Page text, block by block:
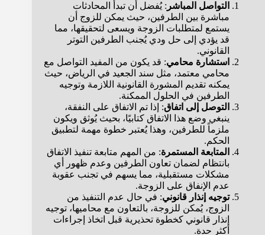
التواصل المباشر : يُفضل أن تبدأ المحادثات
مباشرة بين الطرفين، حيث يمكن للزوج أن
يستمع لمتطلبات الزوجة ويسعى لتحقيقها، مما
قد يؤدي إلى حل ودي يُجنب الطرفين التوتر
القانوني.
استشارة محامي: قد يكون من المفيد التواصل مع
محامي معتمد، مثل سند الجعيد في الرياض، حيث
يمكنه تقديم المشورة القانونية اللازمة وتوجيه
الطرفين في الحلول الممكنة.
التوصل إلى اتفاق: إذا تم الاتفاق على النفقة،
ينبغي وضع هذا الاتفاق كتابيًا، بحيث يُوثق ويكون
ملزماً للطرفين، وهذا يُعتبر خطوة مهمة لتطبيق
الحكم.
المتابعة المستمرة: من المهم متابعة تنفيذ الاتفاق
بانتظام لضمان تعاون الطرفين وعدم ظهور أي
مشكلات مستقبلية، مما يسهم في تجنب عقوبة
عدم الإنفاق على الزوجة.
توجيه إنذار قانوني: في حال عدم التنفيذ من
الزوج، يُمكن للزوجة، بالتعاون مع محاميها، توجيه
إنذار قانوني كخطوة تحذيرية قبل اتخاذ إجراءات
أكثر حدة.